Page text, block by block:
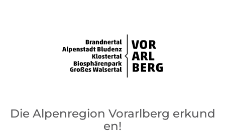
Die Alpenregion Vorarlberg erkund
en!